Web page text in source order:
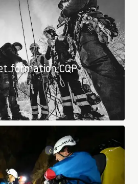
formation CQP